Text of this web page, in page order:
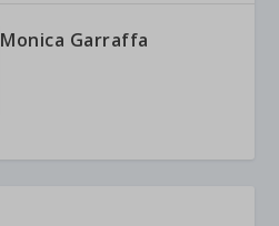
Monica Garraffa